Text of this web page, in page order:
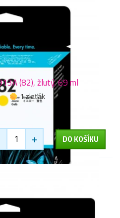
(82), žlutý, 69 ml
1 zlaťák
+ DO KOŠÍKU